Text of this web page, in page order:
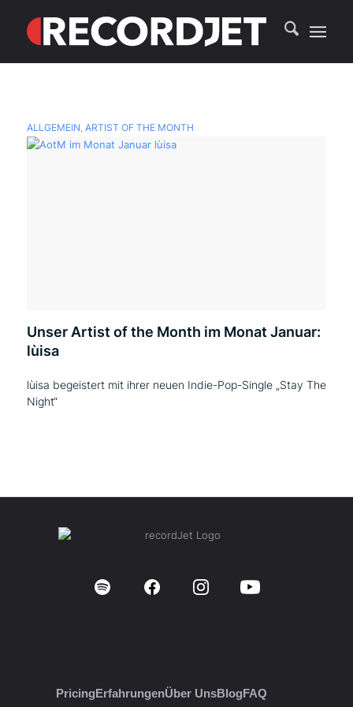
ALLGEMEIN, ARTIST OF THE MONTH
Unser Artist of the Month im Monat Januar:
lùisa
lùisa begeistert mit ihrer neuen Indie-Pop-Single „Stay The
Night“
PricingErfahrungenÜber UnsBlogFAQ